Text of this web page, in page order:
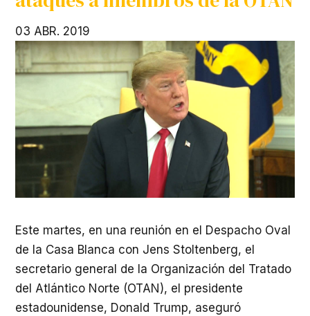
03 ABR. 2019
Este martes, en una reunión en el Despacho Oval
de la Casa Blanca con Jens Stoltenberg, el
secretario general de la Organización del Tratado
del Atlántico Norte (OTAN ), el presidente
estadounidense, Donald Trump, aseguró